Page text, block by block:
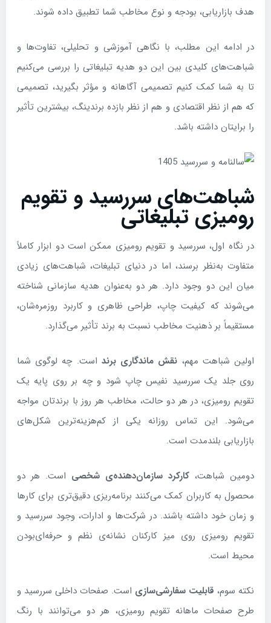
هدف بازاریابی، بودجه و نوع مخاطب شما تطبیق داده شوند.
در ادامه این مطلب، با نگاهی آموزشی و تحلیلی، تفاوت‌ها و
شباهت‌های کلیدی بین این دو هدیه تبلیغاتی را بررسی می‌کنیم
تا به شما کمک کنیم تصمیمی آگاهانه و مؤثر بگیرید، تصمیمی
که هم از نظر اقتصادی و هم از نظر بازده برندینگ، بیشترین تأثیر
را برایتان داشته باشد.
شباهت‌های سررسید و تقویم
رومیزی تبلیغاتی
در نگاه اول، سررسید و تقویم رومیزی ممکن است دو ابزار کاملاً
متفاوت به‌نظر برسند، اما در دنیای تبلیغات، شباهت‌های زیادی
میان این دو وجود دارد. هر دو به‌عنوان هدیه سازمانی شناخته
می‌شوند که کیفیت چاپ، طراحی ظاهری و کاربرد روزمره‌شان،
مستقیماً بر ذهنیت مخاطب نسبت به برند تأثیر می‌گذارد.
اولین شباهت مهم، نقش ماندگاری برند است. چه لوگوی شما
روی جلد یک سررسید نفیس چاپ شود و چه بر روی پایه یک
تقویم رومیزی، در هر دو حالت، مخاطب هر روز با برندتان مواجه
می‌شود. این تماس روزانه یکی از کم‌هزینه‌ترین شکل‌های
بازاریابی بلندمدت است.
دومین شباهت، کارکرد سازمان‌دهنده‌ی شخصی است. هر دو
محصول به کاربران کمک می‌کنند برنامه‌ریزی دقیق‌تری برای کارها
و زمان خود داشته باشند. در شرکت‌ها و ادارات، وجود سررسید و
تقویم رومیزی روی میز کارکنان نشانه‌ی نظم و حرفه‌ای‌بودن
محیط است.
نکته سوم، قابلیت سفارشی‌سازی است. صفحات داخلی سررسید و
طرح صفحات ماهانه تقویم رومیزی، هر دو می‌توانند با رنگ